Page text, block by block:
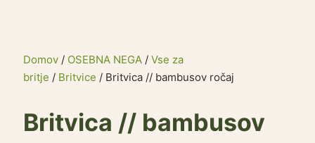
Domov / OSEBNA NEGA /Vse za
britje / Britvice / Britvica // bambusov ročaj
Britvica // bambusov